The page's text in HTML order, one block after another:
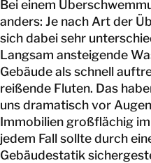
Bei einem
anders: Je nach Art der
sich dabei sehr
Langsam ansteigende
Gebäude als schnell
reißende Fluten. Das
uns dramatisch vor
Immobilien großflächig
jedem Fall sollte durch
Gebäudestatik